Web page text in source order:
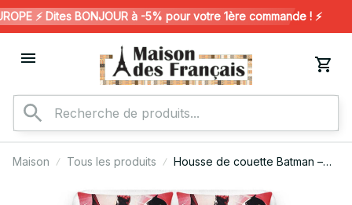
⚡️ Dites BONJOUR à -5% pour votre 1ère commande ! ⚡️
Maison Tous les produits
Housse de couette Batman –